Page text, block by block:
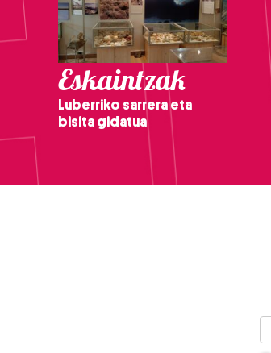
Eskaintzak
Luberriko sarrera eta
bisita gidatua